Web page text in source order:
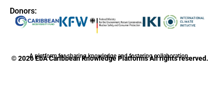
Donors:
© 2026 EbA Caribbean Knowledge Platforms All rights reserved.
A platform for sharing knowledge and fostering collaboration.